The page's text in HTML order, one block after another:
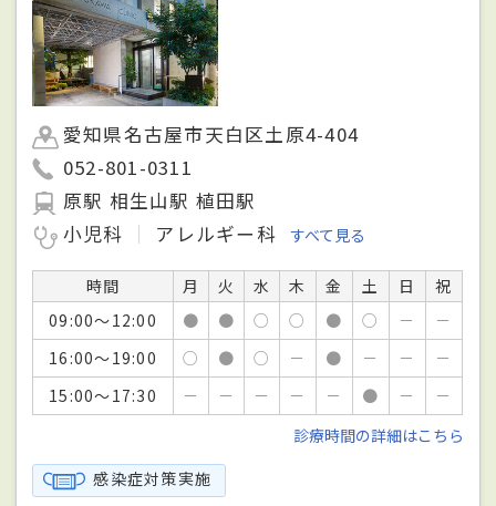
愛知県名古屋市天白区土原4-404
052-801-0311
原駅 相生山駅 植田駅
小児科
アレルギー科 すべて見る
時間 月 火 水 木 金 土 日
祝
09:00～12:00
● ● ○ ○ ● ○ －
－
16:00～19:00
○ ● ○ － ● － －
－
15:00～17:30
－ － － － － ● －
－
診療時間の詳細はこちら
感染症対策実施